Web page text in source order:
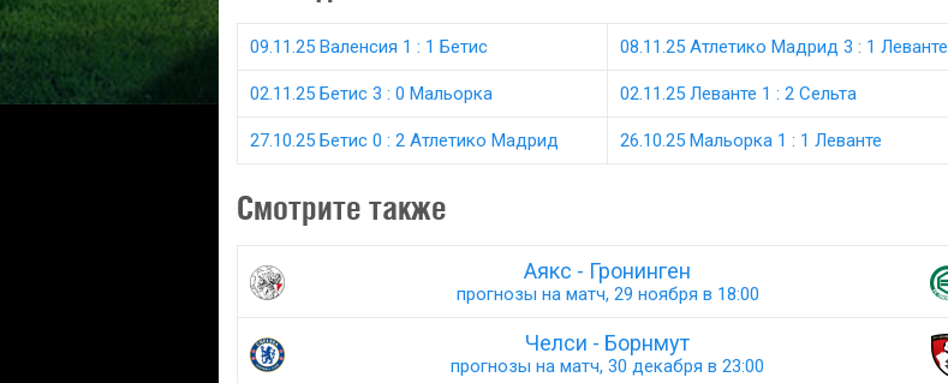
09.11.25 Валенсия 1 : 1 Бетис 08.11.25 Атлетико Мадрид 3 : 1 Леванте
02.11.25 Бетис 3 : 0 Мальорка 02.11.25 Леванте 1 : 2 Сельта
27.10.25 Бетис 0 : 2 Атлетико Мадрид 26.10.25 Мальорка 1 : 1 Леванте
Смотрите также
Аякс - Гронинген
прогнозы на матч, 29 ноября в 18:00
Челси - Борнмут
прогнозы на матч, 30 декабря в 23:00